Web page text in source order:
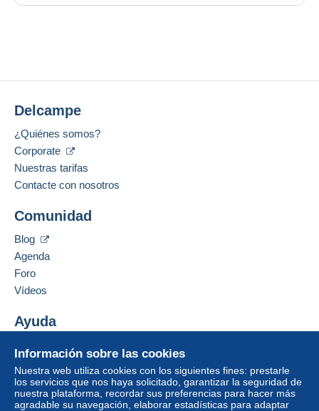
Información sobre las cookies
Nuestra web utiliza cookies con los siguientes fines: prestarle
los servicios que nos haya solicitado, garantizar la seguridad de
nuestra plataforma, recordar sus preferencias para hacer más
agradable su navegación, elaborar estadísticas para adaptar
Delcampe
¿Quiénes somos?
Corporate
Nuestras tarifas
Contacte con nosotros
Comunidad
Blog
Agenda
Foro
Vídeos
Ayuda
Comprar en Delcampe
Vender en Delcampe
Una página securizada